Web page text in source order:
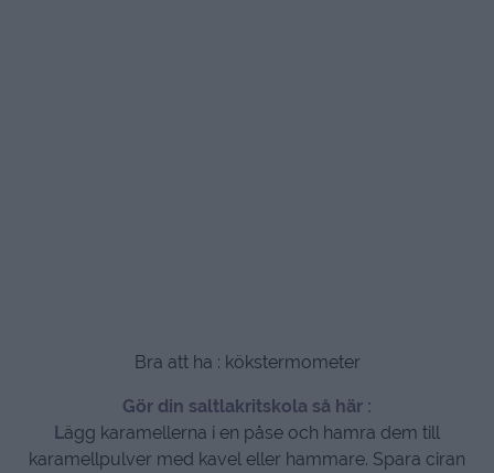
Bra att ha : kökstermometer
Gör din saltlakritskola så här :
Lägg karamellerna i en påse och hamra dem till
karamellpulver med kavel eller hammare. Spara ciran